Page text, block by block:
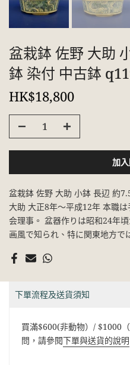
盆栽鉢 佐野 大助
鉢 染付 中古鉢
HK$18,800
加
盆栽鉢 佐野 大助 小鉢 長辺 約
大助 大正8年～平成12年 本職
会理事。 盆器作りは昭和24年
画風で知られ、特に関東地方で
下單流程及送貨須知
買滿$600(非動物）/ $1000
問，請參閱下單與送貨的說明